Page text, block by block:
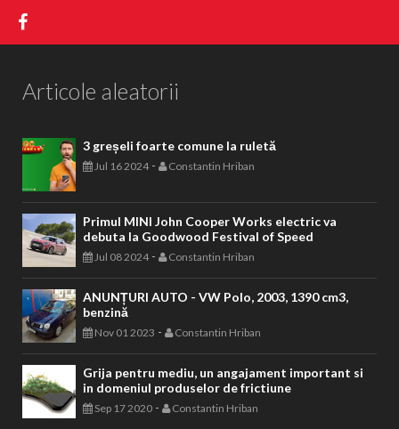
Articole aleatorii
3 greșeli foarte comune la ruletă
Jul 16 2024- Constantin Hriban
Primul MINI John Cooper Works electric va
debuta la Goodwood Festival of Speed
Jul 08 2024- Constantin Hriban
ANUNȚURI AUTO - VW Polo, 2003, 1390 cm3,
benzină
Nov 01 2023 - Constantin Hriban
Grija pentru mediu, un angajament important si
in domeniul produselor de frictiune
Sep 17 2020 - Constantin Hriban